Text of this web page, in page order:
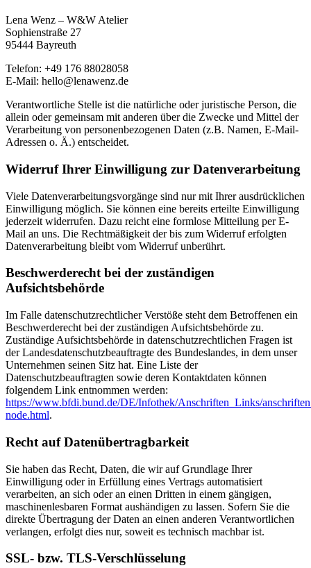
Lena Wenz – W&W Atelier
Sophienstraße 27
95444 Bayreuth
Telefon: +49 176 88028058
E-Mail: hello@lenawenz.de
Verantwortliche Stelle ist die natürliche oder juristische Person, die
allein oder gemeinsam mit anderen über die Zwecke und Mittel der
Verarbeitung von personenbezogenen Daten (z.B. Namen, E-Mail-
Adressen o. Ä.) entscheidet.
Widerruf Ihrer Einwilligung zur Datenverarbeitung
Viele Datenverarbeitungsvorgänge sind nur mit Ihrer ausdrücklichen
Einwilligung möglich. Sie können eine bereits erteilte Einwilligung
jederzeit widerrufen. Dazu reicht eine formlose Mitteilung per E-
Mail an uns. Die Rechtmäßigkeit der bis zum Widerruf erfolgten
Datenverarbeitung bleibt vom Widerruf unberührt.
Beschwerderecht bei der zuständigen
Aufsichtsbehörde
Im Falle datenschutzrechtlicher Verstöße steht dem Betroffenen ein
Beschwerderecht bei der zuständigen Aufsichtsbehörde zu.
Zuständige Aufsichtsbehörde in datenschutzrechtlichen Fragen ist
der Landesdatenschutzbeauftragte des Bundeslandes, in dem unser
Unternehmen seinen Sitz hat. Eine Liste der
Datenschutzbeauftragten sowie deren Kontaktdaten können
folgendem Link entnommen werden:
https://www.bfdi.bund.de/DE/Infothek/Anschriften_Links/
node.html.
Recht auf Datenübertragbarkeit
Sie haben das Recht, Daten, die wir auf Grundlage Ihrer
Einwilligung oder in Erfüllung eines Vertrags automatisiert
verarbeiten, an sich oder an einen Dritten in einem gängigen,
maschinenlesbaren Format aushändigen zu lassen. Sofern Sie die
direkte Übertragung der Daten an einen anderen Verantwortlichen
verlangen, erfolgt dies nur, soweit es technisch machbar ist.
SSL- bzw. TLS-Verschlüsselung